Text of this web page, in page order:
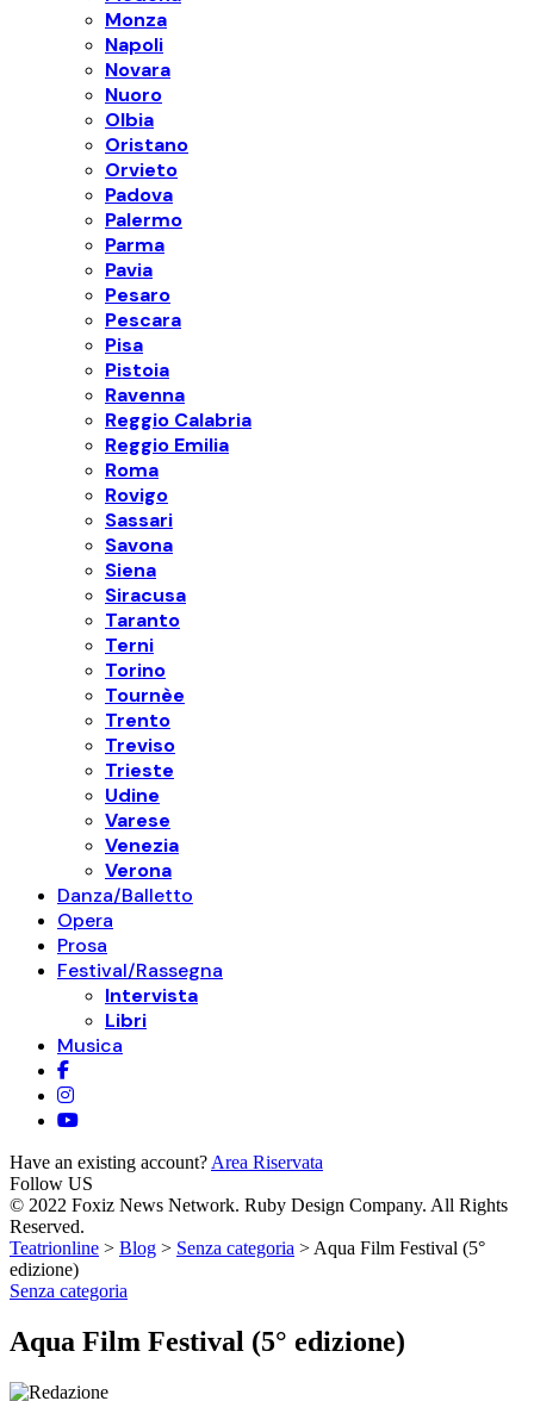
Monza
Napoli
Novara
Nuoro
Olbia
Oristano
Orvieto
Padova
Palermo
Parma
Pavia
Pesaro
Pescara
Pisa
Pistoia
Ravenna
Reggio Calabria
Reggio Emilia
Roma
Rovigo
Sassari
Savona
Siena
Siracusa
Taranto
Terni
Torino
Tournèe
Trento
Treviso
Trieste
Udine
Varese
Venezia
Verona
Danza/Balletto
Opera
Prosa
Festival/Rassegna
Intervista
Libri
Musica
Have an existing account? Area Riservata
Follow US
© 2022 Foxiz News Network. Ruby Design Company. All Rights
Reserved.
Teatrionline > Blog > Senza categoria > Aqua Film Festival (5°
edizione)
Senza categoria
Aqua Film Festival (5° edizione)